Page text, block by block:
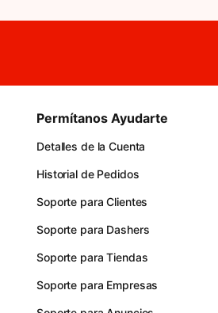
Permítanos Ayudarte
Detalles de la Cuenta
Historial de Pedidos
Soporte para Clientes
Soporte para Dashers
Soporte para Tiendas
Soporte para Empresas